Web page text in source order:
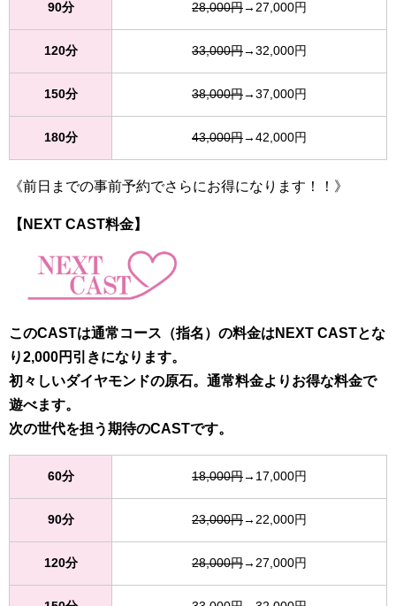
90分 28,000円→27,000円
120分 33,000円→32,000円
150分 38,000円→37,000円
180分 43,000円→42,000円
《前日までの事前予約でさらにお得になります！！》
【NEXT CAST料金】
このCASTは通常コース（指名）の料金はNEXT CASTとな
り2,000円引きになります。
初々しいダイヤモンドの原石。通常料金よりお得な料金で
遊べます。
次の世代を担う期待のCASTです。
60分 18,000円→17,000円
90分 23,000円→22,000円
120分 28,000円→27,000円